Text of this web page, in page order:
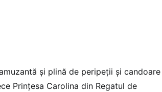
și plină de peripeții și candoare
Prințesa Carolina din Regatul de